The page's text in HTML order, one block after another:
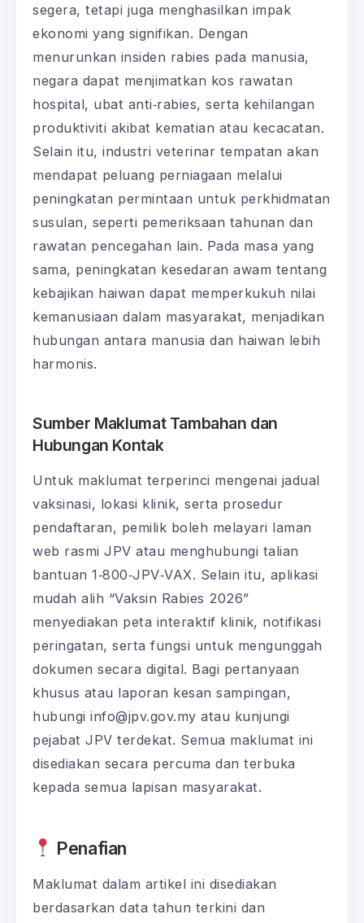
segera, tetapi juga menghasilkan impak
ekonomi yang signifikan. Dengan
menurunkan insiden rabies pada manusia,
negara dapat menjimatkan kos rawatan
hospital, ubat anti‑rabies, serta kehilangan
produktiviti akibat kematian atau kecacatan.
Selain itu, industri veterinar tempatan akan
mendapat peluang perniagaan melalui
peningkatan permintaan untuk perkhidmatan
susulan, seperti pemeriksaan tahunan dan
rawatan pencegahan lain. Pada masa yang
sama, peningkatan kesedaran awam tentang
kebajikan haiwan dapat memperkukuh nilai
kemanusiaan dalam masyarakat, menjadikan
hubungan antara manusia dan haiwan lebih
harmonis.
Sumber Maklumat Tambahan dan
Hubungan Kontak
Untuk maklumat terperinci mengenai jadual
vaksinasi, lokasi klinik, serta prosedur
pendaftaran, pemilik boleh melayari laman
web rasmi JPV atau menghubungi talian
bantuan 1‑800‑JPV‑VAX. Selain itu, aplikasi
mudah alih “Vaksin Rabies 2026”
menyediakan peta interaktif klinik, notifikasi
peringatan, serta fungsi untuk mengunggah
dokumen secara digital. Bagi pertanyaan
khusus atau laporan kesan sampingan,
hubungi info@jpv.gov.my atau kunjungi
pejabat JPV terdekat. Semua maklumat ini
disediakan secara percuma dan terbuka
kepada semua lapisan masyarakat.
Penafian
Maklumat dalam artikel ini disediakan
berdasarkan data tahun terkini dan